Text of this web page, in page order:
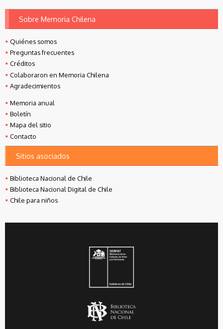
Sobre Memoria Chilena
Quiénes somos
Preguntas frecuentes
Créditos
Colaboraron en Memoria Chilena
Agradecimientos
Memoria anual
Boletín
Mapa del sitio
Contacto
Sitios asociados
Biblioteca Nacional de Chile
Biblioteca Nacional Digital de Chile
Chile para niños